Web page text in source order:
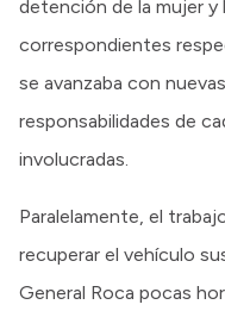
detención de la mujer
correspondientes
se avanzaba con
responsabilidades de
involucradas.
Paralelamente, el
recuperar el vehículo
General Roca pocas